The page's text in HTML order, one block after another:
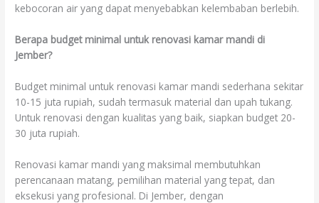
kebocoran air yang dapat menyebabkan kelembaban berlebih.
Berapa budget minimal untuk renovasi kamar mandi di
Jember?
Budget minimal untuk renovasi kamar mandi sederhana sekitar
10-15 juta rupiah, sudah termasuk material dan upah tukang.
Untuk renovasi dengan kualitas yang baik, siapkan budget 20-
30 juta rupiah.
Renovasi kamar mandi yang maksimal membutuhkan
perencanaan matang, pemilihan material yang tepat, dan
eksekusi yang profesional. Di Jember, dengan